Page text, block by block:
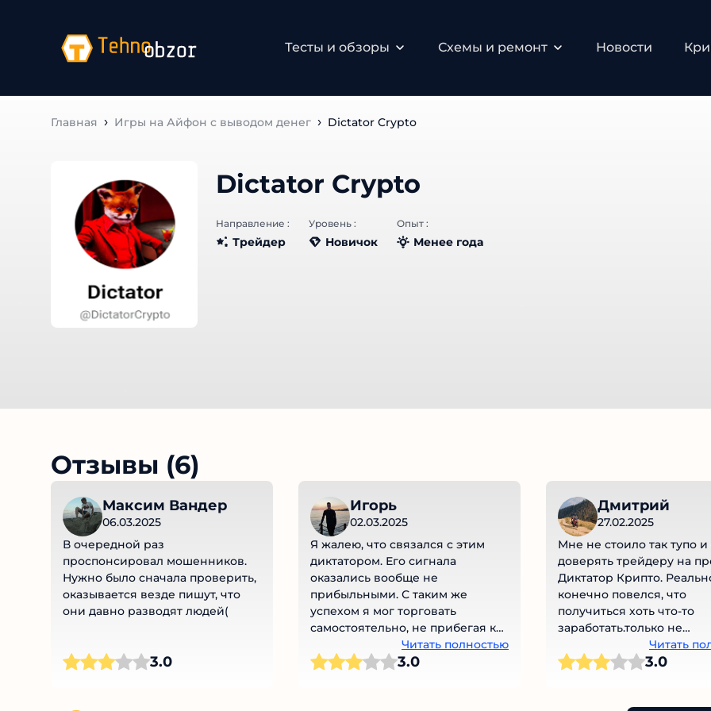
Тесты и обзоры Схемы и ремонт Новости
Главная Игры на Айфон с выводом денег Dictator Crypto
Dictator Crypto
Направление :
Трейдер
Уровень :
Новичок
Опыт :
Менее года
Отзывы (6)
Максим Вандер
06.03.2025
В очередной раз
проспонсировал мошенников.
Нужно было сначала проверить,
оказывается везде пишут, что
они давно разводят людей(
3.0
Игорь
02.03.2025
Я жалею, что связался с этим
диктатором. Его сигнала
оказались вообще не
прибыльными. С таким же
успехом я мог торговать
самостоятельно, не прибегая к
готовым прогнозом. Очень
разочарован.
Читать полностью
3.0
Дмитрий
27.02.2025
Мне не стоило так тупо и
доверять трейдеру на
Диктатор Крипто.
конечно повелся, что
получиться хоть что-то
заработать.только не
получилось. Потерял
переведенный депозит со
Читать
3.0